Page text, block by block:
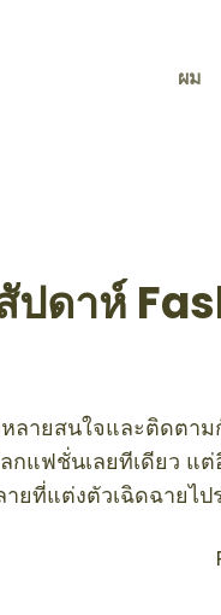
ผม
ปดาห์
ายสนใจและติดตาม
กแฟชั่นเลยทีเดียว แ
ยที่แต่งตัวเฉิดฉายไ